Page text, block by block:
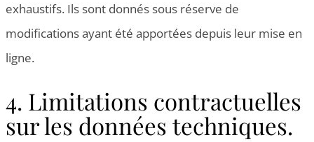
exhaustifs. Ils sont donnés sous réserve de
modifications ayant été apportées depuis leur mise en
ligne.
4. Limitations contractuelles
sur les données techniques.